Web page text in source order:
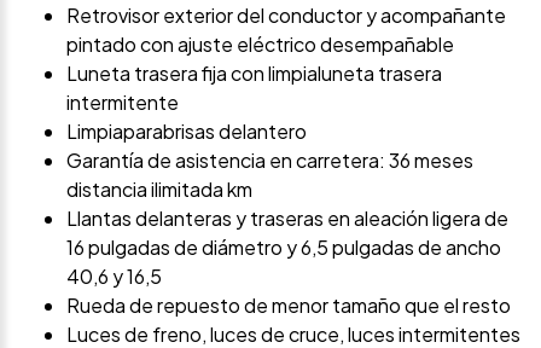
Retrovisor exterior del conductor y acompañante
pintado con ajuste eléctrico desempañable
Luneta trasera fija con limpialuneta trasera
intermitente
Limpiaparabrisas delantero
Garantía de asistencia en carretera: 36 meses
distancia ilimitada km
Llantas delanteras y traseras en aleación ligera de
16 pulgadas de diámetro y 6,5 pulgadas de ancho
40,6 y 16,5
Rueda de repuesto de menor tamaño que el resto
Luces de freno, luces de cruce, luces intermitentes